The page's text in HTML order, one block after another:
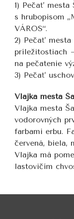
1) Pečať mesta
s hrubopisom
VÁROS“.
2) Pečať mesta
príležitostiach
na pečatenie
3) Pečať
Vlajka mesta
Vlajka mesta
vodorovných
farbami erbu.
červená, biela,
Vlajka má
lastovičím